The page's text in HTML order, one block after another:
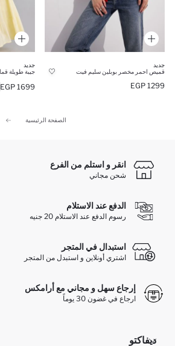
جديد
قميص احمر مخصر بوبلين سليم فيت
1299 EGP
جديد
1699 EGP
الصفحة الرئيسية
انقر و استلم من الفرع
شحن مجاني
الدفع عند الاستلام
رسوم الدفع عند الاستلام 20 جنيه
استبدال في المتجر
اشتري أونلاين و استبدل من المتجر
إرجاع سهل و مجاني مع أرامكس
ارجاع في غضون 30 يوماً
ديفاكتو